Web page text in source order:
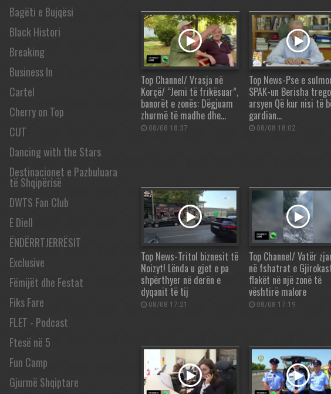
Bagëti e Bujqësi
Black Histori
Breaking
Business In
Cartel
Cherry on Top
CUT
Dancing with the Stars
Destinacionet e Pazbuluara
të Shqipërisë
DWTS Fan Club
E Diell
ËNDËRRTJERRËSIT
Exclusive
Fëmijët dhe Festat
Fiks Fare
FLET - Podcast
Ftesë në 5
Fun Camp
Gjurmë Shqiptare
Top Channel/ Vrasja në
Korçë/ “Jemi të frikësuar”,
banorët e zonës: Dëgjuam
zhurmë të madhe dhe…
08/08 18:37
Top News-Pse e
SPAK-un Berisha
arsyen Që kur nisi të
gardian…
08/08 18:02
Top News-Tritol biznesit të
Noizyt! Lënda u gjet e pa
shpërthyer në derën e
dyqanit të tij
08/08 17:21
Top Channel/ Vatër
në fshatrat e
flakët në një zonë të
vështirë malore
08/08 17:19